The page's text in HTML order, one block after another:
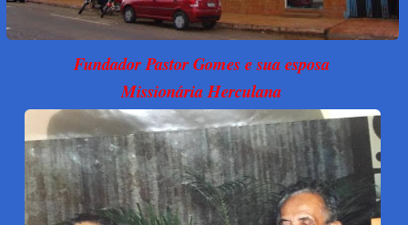
Fundador Pastor Gomes e sua esposa
Missionária Herculana